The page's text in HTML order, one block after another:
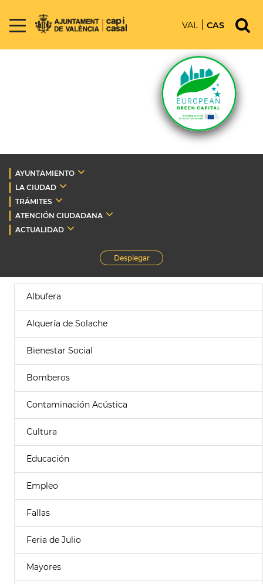
VAL CAS
AYUNTAMIENTO
LA CIUDAD
TRÁMITES
ATENCIÓN CIUDADANA
ACTUALIDAD
Desplegar
Albufera
Alquería de Solache
Bienestar Social
Bomberos
Contaminación Acústica
Cultura
Educación
Empleo
Fallas
Feria de Julio
Mayores